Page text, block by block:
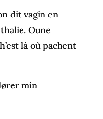
dit vagin en
Oune
là où pachent
min